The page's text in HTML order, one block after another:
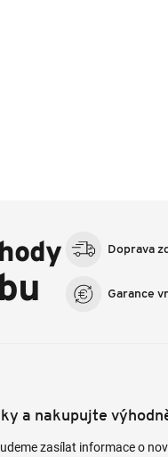
Doprava
Garance
a nakupujte
zasílat informace o